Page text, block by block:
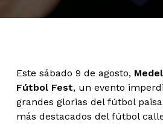
Este sábado 9 de agosto,
Fútbol Fest, un evento
grandes glorias del fútbol
más destacados del fútbol